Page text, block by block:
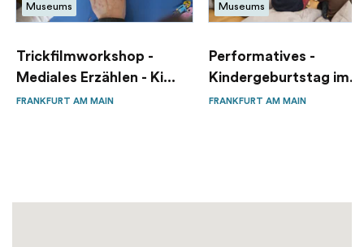
Museums
Trickfilmworkshop -
Mediales Erzählen - Ki...
FRANKFURT AM MAIN
Museums
Performatives -
Kindergeburtstag im
Museum...
FRANKFURT AM MAIN